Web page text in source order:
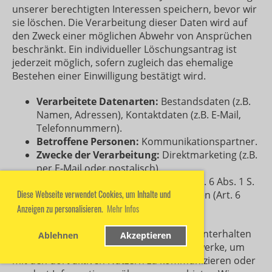
Diese Webseite verwendet Cookies, um Inhalte und
Anzeigen zu personalisieren. Mehr Infos
Ablehnen Akzeptieren
unserer berechtigten Interessen speichern, bevor wir
sie löschen. Die Verarbeitung dieser Daten wird auf
den Zweck einer möglichen Abwehr von Ansprüchen
beschränkt. Ein individueller Löschungsantrag ist
jederzeit möglich, sofern zugleich das ehemalige
Bestehen einer Einwilligung bestätigt wird.
Verarbeitete Datenarten: Bestandsdaten (z.B.
Namen, Adressen), Kontaktdaten (z.B. E-Mail,
Telefonnummern).
Betroffene Personen: Kommunikationspartner.
Zwecke der Verarbeitung: Direktmarketing (z.B.
per E-Mail oder postalisch).
Einwilligung (Art. 6 Abs. 1 S.
1 lit. a DSGVO), Berechtigte Interessen (Art. 6
Abs. 1 S. 1 lit. f. DSGVO).
Präsenzen in sozialen Netzwerken
Wir unterhalten
Onlinepräsenzen innerhalb sozialer Netzwerke, um
mit den dort aktiven Nutzern zu kommunizieren oder